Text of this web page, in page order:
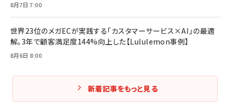
8月7日 7:00
世界23位のメガECが実践する「カスタマーサービス×AI」の最適
解。3年で顧客満足度144%向上した【Lululemon事例】
8月6日 8:00
新着記事をもっと見る